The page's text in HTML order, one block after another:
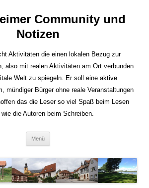
Community und
Notizen
Aktivitäten die einen lokalen Bezug zur
also mit realen Aktivitäten am Ort verbunden
Welt zu spiegeln. Er soll eine aktive
mündiger Bürger ohne reale Veranstaltungen
das die Leser so viel Spaß beim Lesen
wie die Autoren beim Schreiben.
Menü